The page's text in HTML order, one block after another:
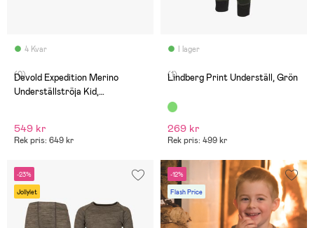
4 Kvar
(0)
Devold Expedition Merino
Underställströja Kid,
549 kr
Rek pris: 649 kr
I lager
(1)
Lindberg Print Underställ, Grön
269 kr
Rek pris: 499 kr
-23%
Jollylet
-12%
Flash Price